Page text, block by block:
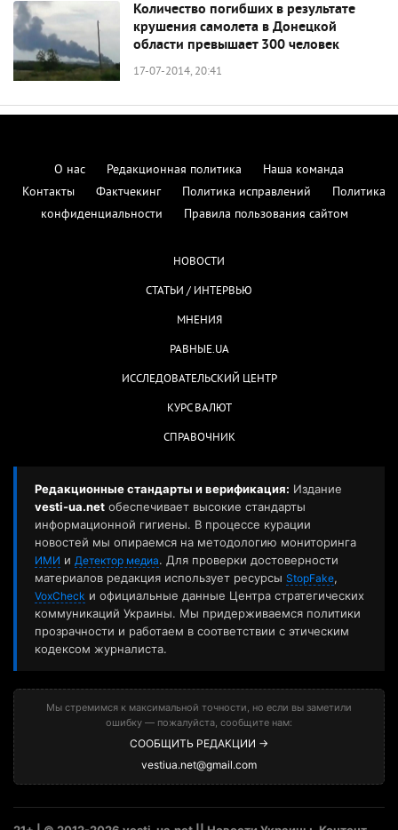
Количество погибших в результате
крушения самолета в Донецкой
области превышает 300 человек
17-07-2014, 20:41
О нас Редакционная политика
Наша команда
Контакты
Фактчекинг Политика исправлений
Политика
конфиденциальности
Правила пользования сайтом
НОВОСТИ
СТАТЬИ / ИНТЕРВЬЮ
МНЕНИЯ
РАВНЫЕ.UA
ИССЛЕДОВАТЕЛЬСКИЙ ЦЕНТР
КУРС ВАЛЮТ
СПРАВОЧНИК
Редакционные стандарты и верификация: Издание
vesti-ua.net обеспечивает высокие стандарты
информационной гигиены. В процессе курации
новостей мы опираемся на методологию мониторинга
ИМИ и Детектор медиа. Для проверки достоверности
материалов редакция использует ресурсы StopFake,
VoxCheck и официальные данные Центра стратегических
коммуникаций Украины. Мы придерживаемся политики
прозрачности и работаем в соответствии с этическим
кодексом журналиста.
Мы стремимся к максимальной точности, но если вы заметили
ошибку — пожалуйста, сообщите нам:
СООБЩИТЬ РЕДАКЦИИ →
vestiua.net@gmail.com